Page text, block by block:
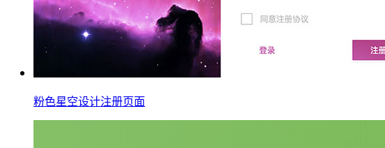
粉色星空设计注册页面